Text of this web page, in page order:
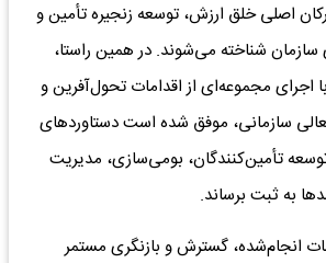
اصلی خلق ارزش، توسعه زنجیره تأمین و
شناخته می‌شوند. در همین راستا،
مجموعه‌ای از اقدامات تحول‌آفرین و
سازمانی، موفق شده است دستاوردهای
تأمین‌کنندگان، بومی‌سازی، مدیریت
به ثبت برساند.
انجام‌شده، گسترش و بازنگری مستمر